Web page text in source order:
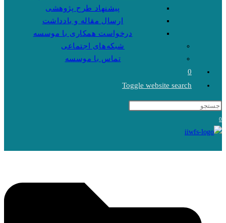
پیشنهاد طرح پژوهشی
ارسال مقاله و یادداشت
درخواست همکاری با موسسه
شبکه‌های اجتماعی
تماس با موسسه
0
Toggle website search
0